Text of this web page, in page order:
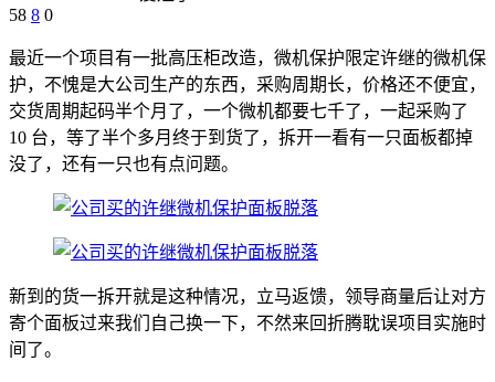
58 8 0
最近一个项目有一批高压柜改造，微机保护限定许继的微机保
护，不愧是大公司生产的东西，采购周期长，价格还不便宜，
交货周期起码半个月了，一个微机都要七千了，一起采购了
10 台，等了半个多月终于到货了，拆开一看有一只面板都掉
没了，还有一只也有点问题。
新到的货一拆开就是这种情况，立马返馈，领导商量后让对方
寄个面板过来我们自己换一下，不然来回折腾耽误项目实施时
间了。